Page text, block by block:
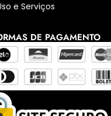
e Serviços
DE PAGAMENTO